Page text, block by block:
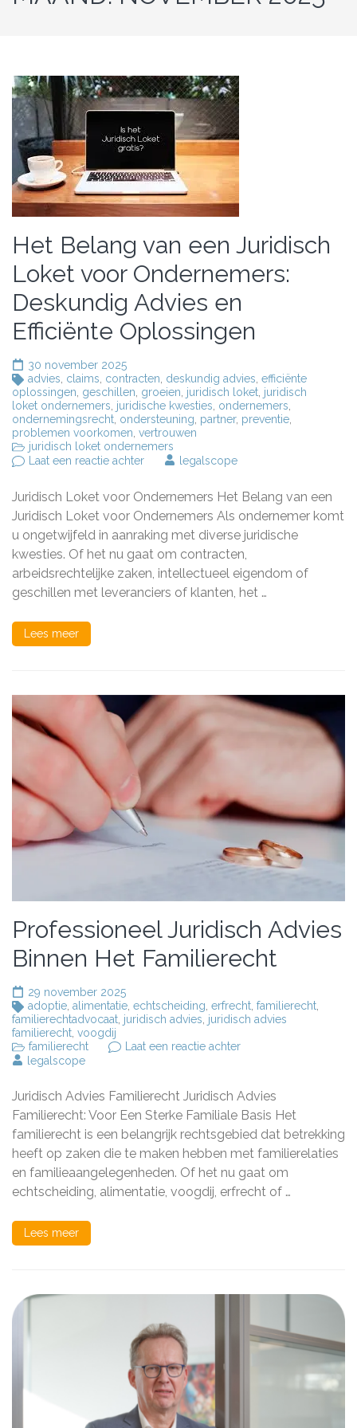
Het Belang van een Juridisch
Loket voor Ondernemers:
Deskundig Advies en
Efficiënte Oplossingen
30 november 2025
advies claims contracten deskundig advies efficiënte
oplossingen geschillen groeien juridisch loket juridisch
loket ondernemers juridische kwesties ondernemers
ondernemingsrecht ondersteuning partner, preventie
problemen voorkomen vertrouwen
juridisch loket ondernemers
Laat een reactie achterop
van
een
Juridisch
Loket
voor
Ondernemers:
Deskundig
Advies
legalscope
Juridisch Loket voor Ondernemers Het Belang van een
Juridisch Loket voor Ondernemers Als ondernemer komt
u ongetwijfeld in aanraking met diverse juridische
kwesties. Of het nu gaat om contracten,
arbeidsrechtelijke zaken, intellectueel eigendom of
geschillen met leveranciers of klanten, het …
Lees meer
Professioneel Juridisch Advies
Binnen Het Familierecht
29 november 2025
adoptie alimentatie echtscheiding erfrecht familierecht
familierechtadvocaat juridisch advies juridisch advies
familierecht voogdij
familierecht
Laat een reactie achterop
Binnen
Het
Familierecht
legalscope
Juridisch Advies Familierecht Juridisch Advies
Familierecht: Voor Een Sterke Familiale Basis Het
familierecht is een belangrijk rechtsgebied dat betrekking
heeft op zaken die te maken hebben met familierelaties
en familieaangelegenheden. Of het nu gaat om
echtscheiding, alimentatie, voogdij, erfrecht of …
Lees meer